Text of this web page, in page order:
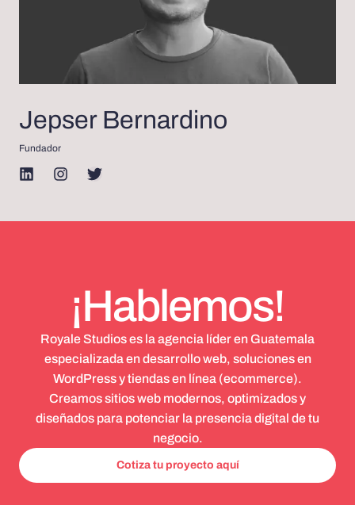
Jepser Bernardino
Fundador
¡Hablemos!
Royale Studios es la agencia líder en Guatemala
especializada en desarrollo web, soluciones en
WordPress y tiendas en línea (ecommerce).
Creamos sitios web modernos, optimizados y
diseñados para potenciar la presencia digital de tu
negocio.
Cotiza tu proyecto aquí